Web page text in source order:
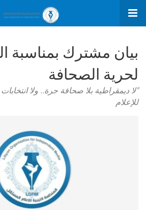
بيان مشترك بمناسبة
لحرية الصحافة
"لا ديمقراطية بلا صحافة حرة.. ولا انتخابات
للإعلام